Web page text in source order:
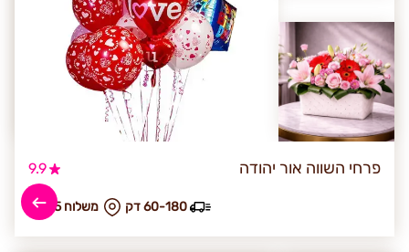
פרחי השווה אור יהודה 9.9
₪ משלוח 25 60-180 דק